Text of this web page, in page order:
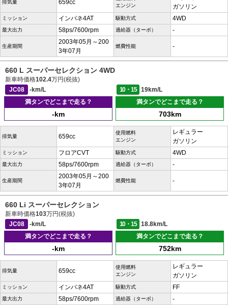
排気量 659cc
エンジン
ガソリン
ミッション インパネ4AT 駆動方式 4WD
最大出力 58ps/7600rpm 過給器（ターボ） -
生産期間
2003年05月～200
3年07月
燃費性能 -
660 L スーパーセレクション 4WD
新車時価格102.4万円(税抜)
JC08
-km/L 10・15
19km/L
満タンでどこまで走る？
-km
満タンでどこまで走る？
703km
排気量 659cc
使用燃料
エンジン
レギュラー
ガソリン
ミッション フロアCVT 駆動方式 4WD
最大出力 58ps/7600rpm 過給器（ターボ） -
生産期間
2003年05月～200
3年07月
燃費性能 -
660 Li スーパーセレクション
新車時価格103万円(税抜)
JC08
-km/L 10・15
18.8km/L
満タンでどこまで走る？
-km
満タンでどこまで走る？
752km
排気量 659cc
使用燃料
エンジン
レギュラー
ガソリン
ミッション インパネ4AT 駆動方式 FF
最大出力 58ps/7600rpm 過給器（ターボ） -